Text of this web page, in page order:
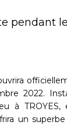
pendant
2022.
à
un